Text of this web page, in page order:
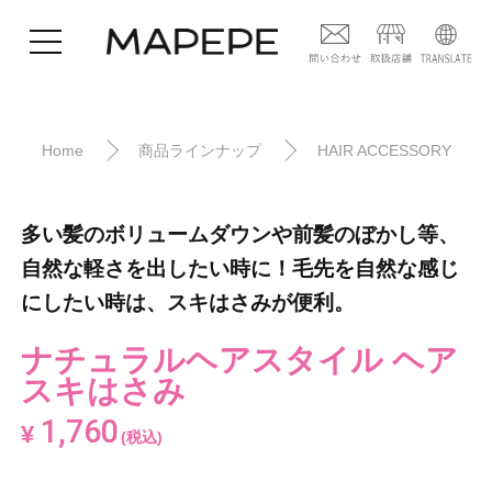
Home 商品ラインナップ HAIR ACCESSORY
多い髪のボリュームダウンや前髪のぼかし等、
自然な軽さを出したい時に！毛先を自然な感じ
にしたい時は、スキはさみが便利。
ナチュラルヘアスタイル ヘア
スキはさみ
¥ 1,760 (税込)